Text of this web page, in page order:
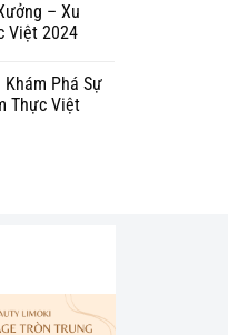
– Xu
Việt 2024
Phá Sự
Thực Việt